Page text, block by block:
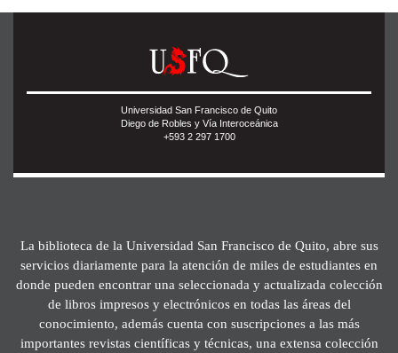
Universidad San Francisco de Quito
Diego de Robles y Vía Interoceánica
+593 2 297 1700
La biblioteca de la Universidad San Francisco de Quito, abre sus
servicios diariamente para la atención de miles de estudiantes en
donde pueden encontrar una seleccionada y actualizada colección
de libros impresos y electrónicos en todas las áreas del
conocimiento, además cuenta con suscripciones a las más
importantes revistas científicas y técnicas, una extensa colección